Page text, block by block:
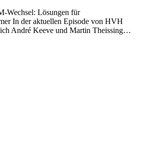
Wechsel: Lösungen für
In der aktuellen Episode von HVH
André Keeve und Martin Theissing…